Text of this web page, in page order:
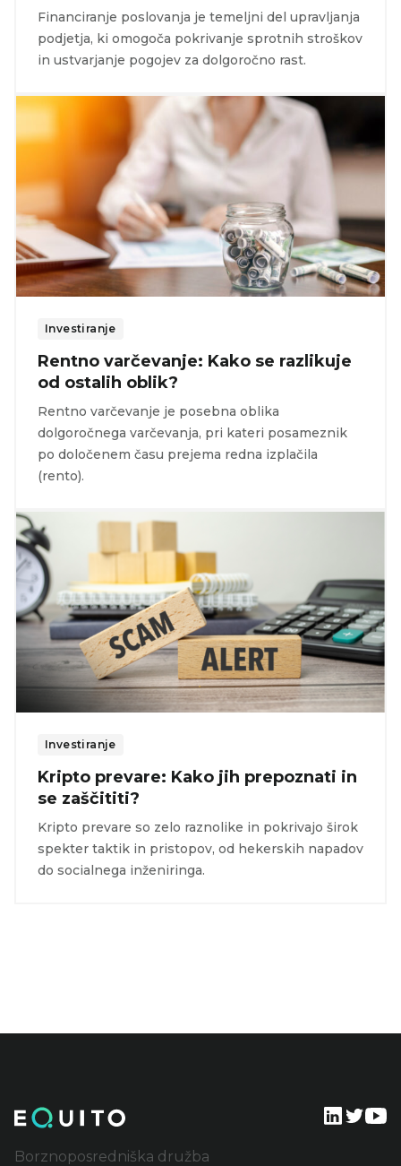
Financiranje poslovanja je temeljni del upravljanja
podjetja, ki omogoča pokrivanje sprotnih stroškov
in ustvarjanje pogojev za dolgoročno rast.
Investiranje
Rentno varčevanje: Kako se razlikuje
od ostalih oblik?
Rentno varčevanje je posebna oblika
dolgoročnega varčevanja, pri kateri posameznik
po določenem času prejema redna izplačila
(rento).
Investiranje
Kripto prevare: Kako jih prepoznati in
se zaščititi?
Kripto prevare so zelo raznolike in pokrivajo širok
spekter taktik in pristopov, od hekerskih napadov
do socialnega inženiringa.
Borznoposredniška družba